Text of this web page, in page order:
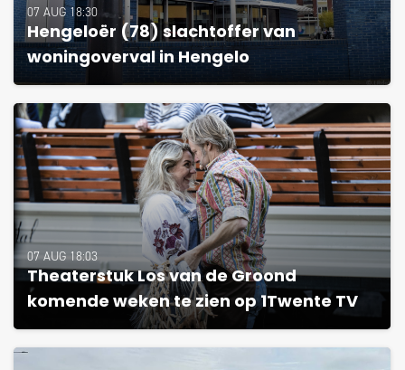
07 AUG 18:30
Hengeloër (78) slachtoffer van
woningoverval in Hengelo
07 AUG 18:03
Theaterstuk Los van de Groond
komende weken te zien op 1Twente TV